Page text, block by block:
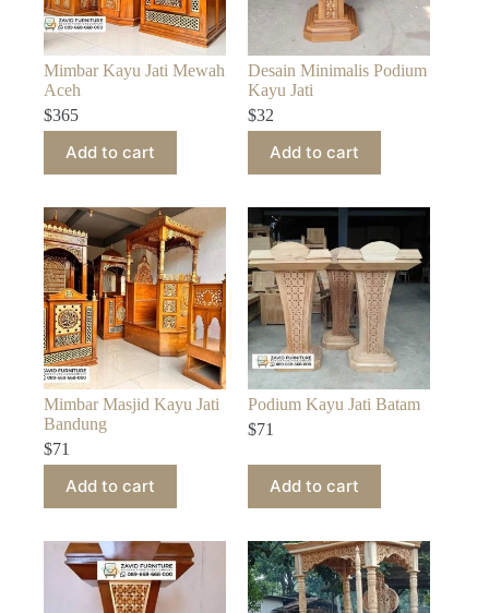
Mimbar Kayu Jati Mewah
Aceh
$365
Add to cart
Desain Minimalis Podium
Kayu Jati
$32
Add to cart
Mimbar Masjid Kayu Jati
Bandung
$71
Add to cart
Podium Kayu Jati Batam
$71
Add to cart